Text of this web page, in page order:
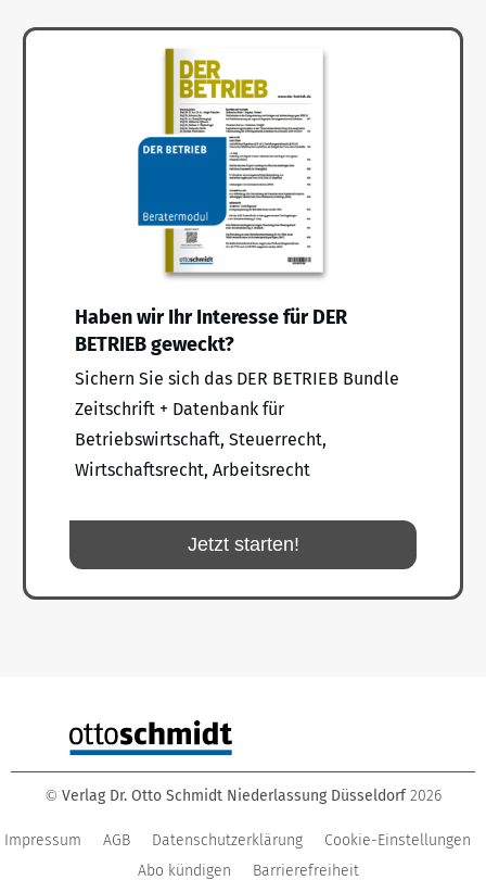
Haben wir Ihr Interesse für DER
BETRIEB geweckt?
Sichern Sie sich das DER BETRIEB Bundle
Zeitschrift + Datenbank für
Betriebswirtschaft, Steuerrecht,
Wirtschaftsrecht, Arbeitsrecht
Jetzt starten!
© Verlag Dr. Otto Schmidt Niederlassung Düsseldorf 2026
Impressum AGB Datenschutzerklärung
Cookie-Einstellungen
Abo kündigen
Barrierefreiheit